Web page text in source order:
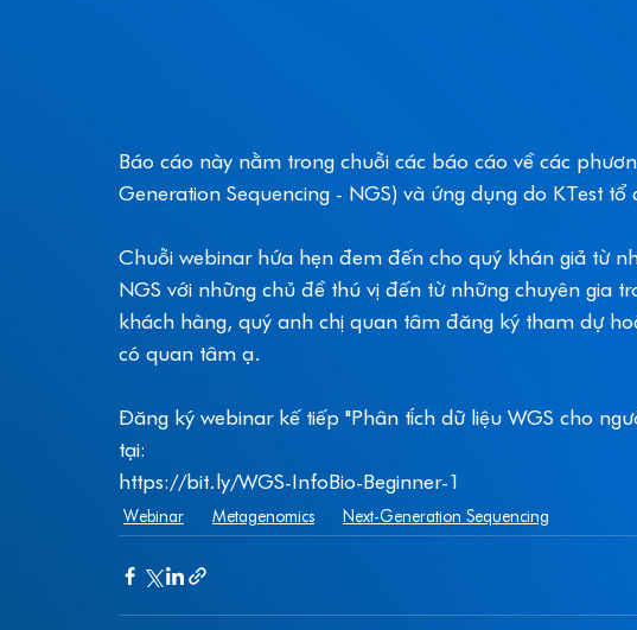
Báo cáo này nằm trong chuỗi các báo cáo về các
Generation Sequencing - NGS) và ứng dụng do KTest
Chuỗi webinar hứa hẹn đem đến cho quý khán giả từ
NGS với những chủ đề thú vị đến từ những chuyên gia
khách hàng, quý anh chị quan tâm đăng ký tham dự
có quan tâm ạ.
Đăng ký webinar kế tiếp "Phân tích dữ liệu WGS cho
tại:
https://bit.ly/WGS-InfoBio-Beginner-1
Webinar Metagenomics Next-Generation Sequencing